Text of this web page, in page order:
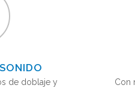
de doblaje y
Con